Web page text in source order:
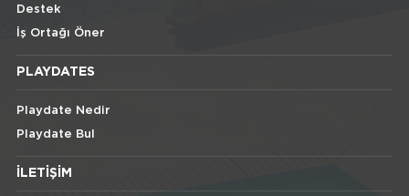
Destek
İş Ortağı Öner
PLAYDATES
Playdate Nedir
Playdate Bul
İLETIŞIM